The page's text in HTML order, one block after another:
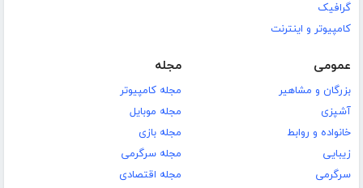
گرافیک
کامپیوتر و اینترنت
عمومی
بزرگان و مشاهیر
آشپزی
خانواده و روابط
زیبایی
سرگرمی
مجله
مجله کامپیوتر
مجله موبایل
مجله بازی
مجله سرگرمی
مجله اقتصادی